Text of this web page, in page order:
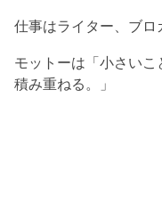
仕事はライター、ブロ
モットーは「小さい
積み重ねる。」